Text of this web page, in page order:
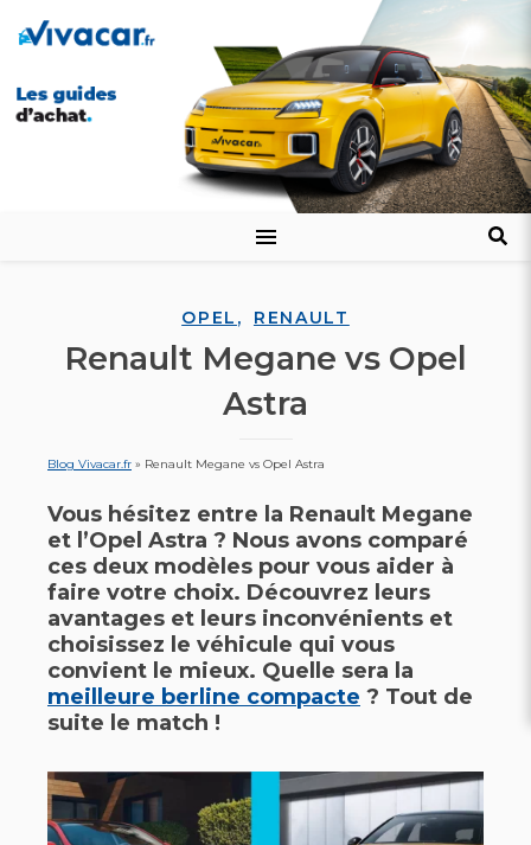
OPEL , RENAULT
Renault Megane vs Opel
Astra
Blog Vivacar.fr » Renault Megane vs Opel Astra
Vous hésitez entre la Renault Megane
et l’Opel Astra ? Nous avons comparé
ces deux modèles pour vous aider à
faire votre choix. Découvrez leurs
avantages et leurs inconvénients et
choisissez le véhicule qui vous
convient le mieux. Quelle sera la
meilleure berline compacte ? Tout de
suite le match !